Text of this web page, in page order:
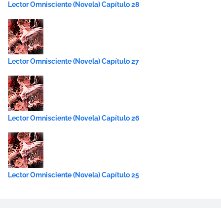
Lector Omnisciente (Novela) Capítulo 28
Lector Omnisciente (Novela) Capítulo 27
Lector Omnisciente (Novela) Capítulo 26
Lector Omnisciente (Novela) Capítulo 25